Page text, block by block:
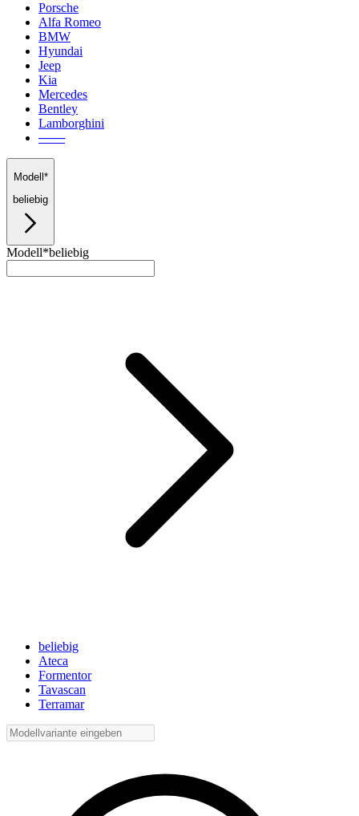
Porsche
Alfa Romeo
BMW
Hyundai
Jeep
Kia
Mercedes
Bentley
Lamborghini
───
Modell*
beliebig
Modell*beliebig
beliebig
Ateca
Formentor
Tavascan
Terramar